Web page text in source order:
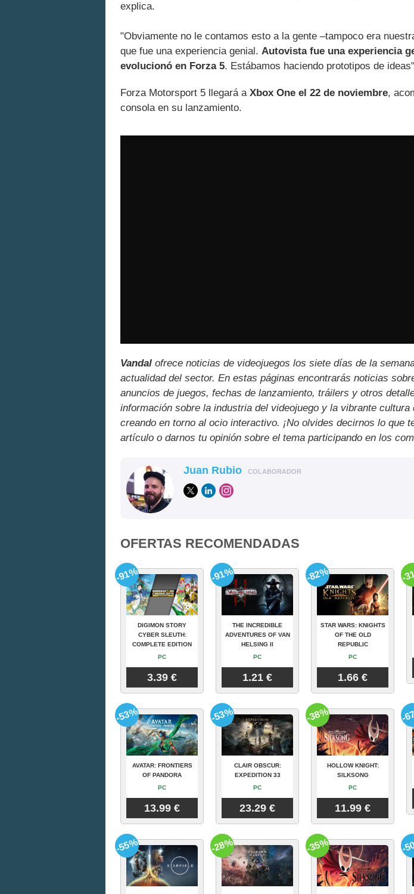
explica.
"Obviamente no le contamos esto a la gente –tampoco era
que fue una experiencia genial. Autovista fue una experiencia
evolucionó en Forza 5. Estábamos haciendo prototipos de
Forza Motorsport 5 llegará a Xbox One el 22 de noviembre,
consola en su lanzamiento.
Vandal ofrece noticias de videojuegos los siete días de la
actualidad del sector. En estas páginas encontrarás noticias
anuncios de juegos, fechas de lanzamiento, tráilers y otros
información sobre la industria del videojuego y la vibrante cultura
creando en torno al ocio interactivo. ¡No olvides decirnos lo que
artículo o darnos tu opinión sobre el tema participando en los
Juan Rubio COLABORADOR
OFERTAS RECOMENDADAS
DIGIMON STORY
CYBER SLEUTH:
COMPLETE EDITION
PC
3.39 €
-91%
THE INCREDIBLE
ADVENTURES OF VAN
HELSING II
PC
1.21 €
-91%
STAR WARS: KNIGHTS
OF THE OLD
REPUBLIC
PC
1.66 €
-82% -
AVATAR: FRONTIERS
OF PANDORA
PC
13.99 €
-53%
CLAIR OBSCUR:
EXPEDITION 33
PC
23.29 €
-53%
HOLLOW KNIGHT:
SILKSONG
PC
11.99 €
-38% -
-55% -28% -35% -